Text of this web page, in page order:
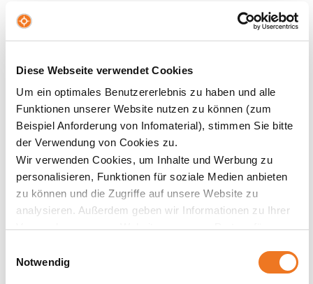
Diese Webseite verwendet Cookies
Um ein optimales Benutzererlebnis zu haben und alle
Funktionen unserer Website nutzen zu können (zum
Beispiel Anforderung von Infomaterial), stimmen Sie bitte
der Verwendung von Cookies zu.
Wir verwenden Cookies, um Inhalte und Werbung zu
personalisieren, Funktionen für soziale Medien anbieten
zu können und die Zugriffe auf unsere Website zu
analysieren. Außerdem geben wir Informationen zu Ihrer
Verwendung unserer Website an unsere Partner für
Partner führen diese Informationen möglicherweise mit
weiteren Daten zusammen, die Sie ihnen bereitgestellt
Notwendig